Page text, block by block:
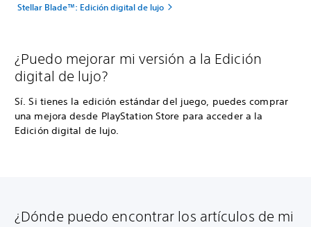
Stellar Blade™: Edición digital de lujo
¿Puedo mejorar mi versión a la Edición
digital de lujo?
Sí. Si tienes la edición estándar del juego, puedes comprar
una mejora desde PlayStation Store para acceder a la
Edición digital de lujo.
¿Dónde puedo encontrar los artículos de mi